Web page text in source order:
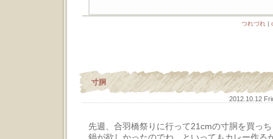
つれづれ |
寸胴
2012.10.12
先週、合羽橋祭りに行って21cmの寸胴を買っ